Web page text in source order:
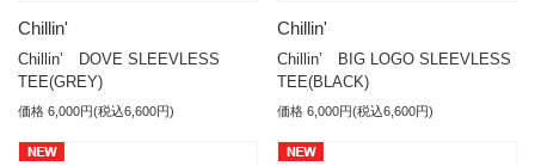
Chillin'
Chillin’ DOVE SLEEVLESS
TEE(GREY)
価格 6,000円(税込6,600円)
Chillin'
Chillin’ BIG LOGO SLEEVLESS
TEE(BLACK)
価格 6,000円(税込6,600円)